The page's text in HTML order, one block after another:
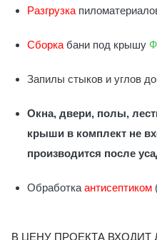
Разгрузка
Сборка бани под крышу
Запилы стыков и углов
Окна, двери, полы,
крыши в комплект не
производится после
Обработка антисептиком
В ЦЕНУ ПРОЕКТА ВХОДИТ